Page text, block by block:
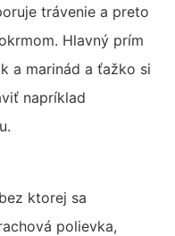
trávenie a preto
Hlavný prím
a marinád a ťažko si
napríklad
ktorej sa
polievka,